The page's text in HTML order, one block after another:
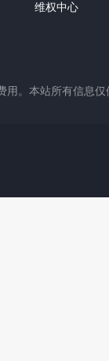
维权中心
用。本站所有信息